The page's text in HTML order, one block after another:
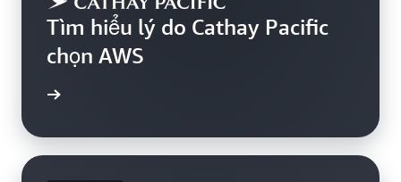
Tìm hiểu lý do Cathay Pacific
chọn AWS